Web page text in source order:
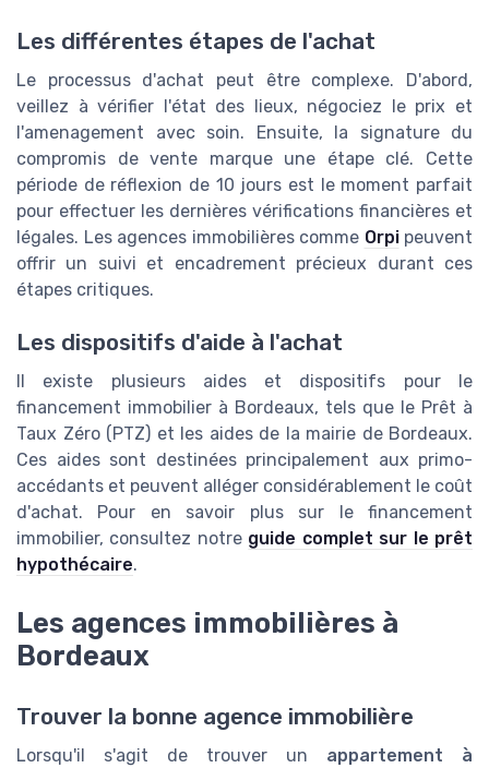
Les différentes étapes de l'achat
Le processus d'achat peut être complexe. D'abord,
veillez à vérifier l'état des lieux, négociez le prix et
l'amenagement avec soin. Ensuite, la signature du
compromis de vente marque une étape clé. Cette
période de réflexion de 10 jours est le moment parfait
pour effectuer les dernières vérifications financières et
légales. Les agences immobilières comme Orpipeuvent
offrir un suivi et encadrement précieux durant ces
étapes critiques.
Les dispositifs d'aide à l'achat
Il existe plusieurs aides et dispositifs pour le
financement immobilier à Bordeaux, tels que le Prêt à
Taux Zéro (PTZ) et les aides de la mairie de Bordeaux.
Ces aides sont destinées principalement aux primo-
accédants et peuvent alléger considérablement le coût
d'achat. Pour en savoir plus sur le financement
immobilier, consultez notre guide complet sur le prêt
hypothécaire.
Les agences immobilières à
Bordeaux
Trouver la bonne agence immobilière
Lorsqu'il s'agit de trouver un appartement à